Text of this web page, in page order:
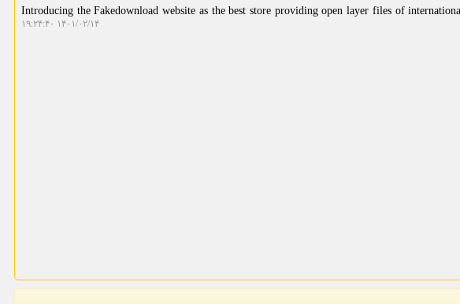
Introducing the Fakedownload website as the best store providing open layer files of
۱۴۰۱/۰۲/۱۴ ۱۹:۲۴:۴۰